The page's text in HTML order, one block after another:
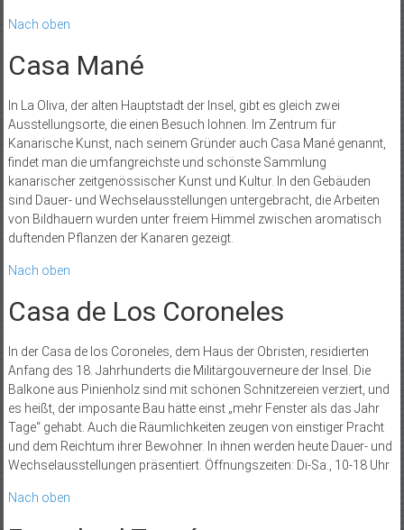
Nach oben
Casa Mané
In La Oliva, der alten Hauptstadt der Insel, gibt es gleich zwei
Ausstellungsorte, die einen Besuch lohnen. Im Zentrum für
Kanarische Kunst, nach seinem Gründer auch Casa Mané genannt,
findet man die umfangreichste und schönste Sammlung
kanarischer zeitgenössischer Kunst und Kultur. In den Gebäuden
sind Dauer- und Wechselausstellungen untergebracht, die Arbeiten
von Bildhauern wurden unter freiem Himmel zwischen aromatisch
duftenden Pflanzen der Kanaren gezeigt.
Nach oben
Casa de Los Coroneles
In der Casa de los Coroneles, dem Haus der Obristen, residierten
Anfang des 18. Jahrhunderts die Militärgouverneure der Insel. Die
Balkone aus Pinienholz sind mit schönen Schnitzereien verziert, und
es heißt, der imposante Bau hätte einst „mehr Fenster als das Jahr
Tage“ gehabt. Auch die Räumlichkeiten zeugen von einstiger Pracht
und dem Reichtum ihrer Bewohner. In ihnen werden heute Dauer- und
Wechselausstellungen präsentiert. Öffnungszeiten: Di-Sa., 10-18 Uhr
Nach oben